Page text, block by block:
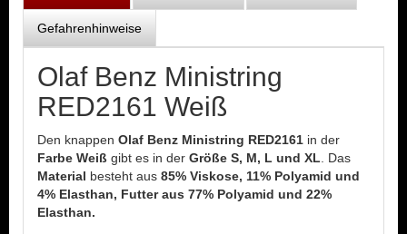
Gefahrenhinweise
Olaf Benz Ministring
RED2161 Weiß
Den knappen Olaf Benz Ministring RED2161 in der
Farbe Weiß gibt es in der Größe S, M, L und XL . Das
Material besteht aus 85% Viskose, 11% Polyamid und
4% Elasthan, Futter aus 77% Polyamid und 22%
Elasthan.